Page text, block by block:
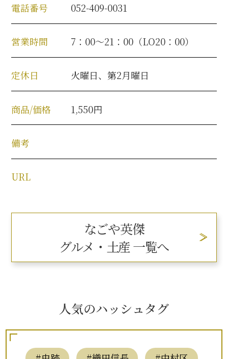
犬千代ルート
加藤清正と名古屋の関係
清正関連 史跡 一覧
名古屋＜清正＞観光モデルコース
電話番号 052-409-0031
営業時間 7：00～21：00（LO20：00）
定休日 火曜日、第2月曜日
商品/価格 1,550円
備考
URL
なごや英傑
グルメ・土産 一覧へ
人気のハッシュタグ